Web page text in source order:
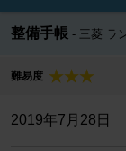
整備手帳 三菱 ラ
難易度
2019年7月28日